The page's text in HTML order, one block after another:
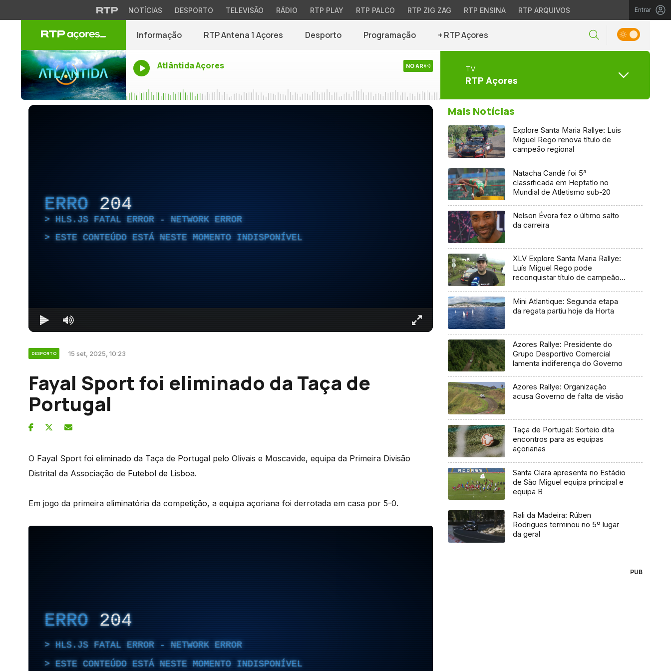
NOTÍCIAS DESPORTO TELEVISÃO RÁDIO RTP PLAY RTP PALCO RTP ZIG ZAG RTP ENSINA RTP ARQUIVOS Entrar
Informação RTP Antena 1 Açores Desporto Programação + RTP Açores
Atlântida Açores NO AR TV
RTP Açores
ERRO 204
HLS.JS FATAL ERROR - NETWORK ERROR
ESTE CONTEÚDO ESTÁ NESTE MOMENTO INDISPONÍVEL
DESPORTO 15 set, 2025, 10:23
Fayal Sport foi eliminado da Taça de
Portugal
O Fayal Sport foi eliminado da Taça de Portugal pelo Olivais e Moscavide, equipa da Primeira Divisão
Distrital da Associação de Futebol de Lisboa.
Em jogo da primeira eliminatória da competição, a equipa açoriana foi derrotada em casa por 5-0.
Mais Notícias
Explore Santa Maria Rallye: Luís
Miguel Rego renova título de
campeão regional
Natacha Candé foi 5ª
classificada em Heptatlo no
Mundial de Atletismo sub-20
Nelson Évora fez o último salto
da carreira
XLV Explore Santa Maria Rallye:
Luís Miguel Rego pode
reconquistar título de campeão
Mini Atlantique: Segunda etapa
da regata partiu hoje da Horta
Azores Rallye: Presidente do
Grupo Desportivo Comercial
lamenta indiferença do Governo
Azores Rallye: Organização
acusa Governo de falta de visão
Taça de Portugal: Sorteio dita
encontros para as equipas
açorianas
Santa Clara apresenta no Estádio
de São Miguel equipa principal e
equipa B
Rali da Madeira: Rúben
Rodrigues terminou no 5º lugar
da geral
PUB